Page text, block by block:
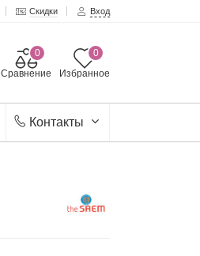
Скидки Вход
Избранное
0
Сравнение
0
Контакты